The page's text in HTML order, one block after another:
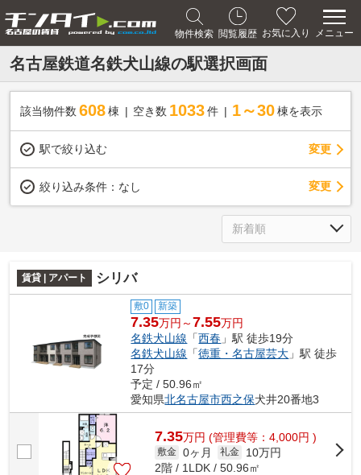
物件検索 閲覧履歴 お気に入り メニュー
名古屋鉄道名鉄犬山線の駅選択画面
該当物件数 608棟 空き数 1033 件 1～30 棟を表示
駅で絞り込む 変更
絞り込み条件： なし 変更
賃貸 | アパート シリバ
敷0 新築
7.35万円～7.55万円
名鉄犬山線 「西春 」駅 徒歩19分
名鉄犬山線 「徳重・名古屋芸大 」駅 徒歩
17分
予定 / 50.96㎡
愛知県北名古屋市西之保犬井20番地3
7.35万円 (管理費等：4,000円 )
敷金 0ヶ月 礼金
10万円
2階 / 1LDK / 50.96㎡